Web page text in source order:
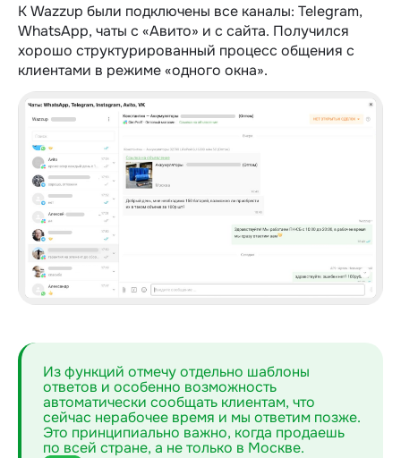
К Wazzup были подключены все каналы: Telegram,
WhatsApp, чаты с «Авито» и с сайта. Получился
хорошо структурированный процесс общения с
клиентами в режиме «одного окна».
Из функций отмечу отдельно шаблоны
ответов и особенно возможность
автоматически сообщать клиентам, что
сейчас нерабочее время и мы ответим позже.
Это принципиально важно, когда продаешь
по всей стране, а не только в Москве.